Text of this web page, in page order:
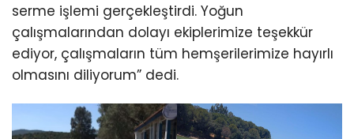
serme işlemi gerçekleştirdi. Yoğun
çalışmalarından dolayı ekiplerimize teşekkür
ediyor, çalışmaların tüm hemşerilerimize hayırlı
olmasını diliyorum” dedi.